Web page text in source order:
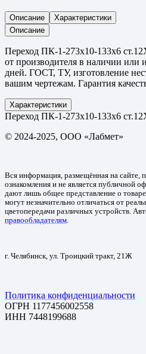
Описание
Характеристики
Описание
Переход ПК-1-273х10-133х6
от производителя в наличии или
дней. ГОСТ, ТУ, изготовление
вашим чертежам. Гарантия
Характеристики
Переход ПК-1-273х10-133х6
© 2024-2025, ООО «Лабмет»
Вся информация, размещённая на сайте,
ознакомления и не является публичной
дают лишь общее представление о
могут незначительно отличаться от
цветопередачи различных устройств.
правообладателям
г. Челябинск, ул. Троицкий тракт, 21Ж
Политика конфиденциальности
ОГРН 1177456002558
ИНН 7448199688